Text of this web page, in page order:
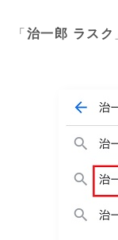
「 治一郎 ラスク